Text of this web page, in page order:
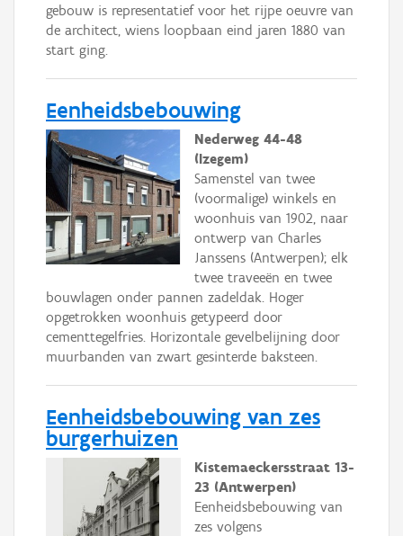
gebouw is representatief voor het rijpe oeuvre van
de architect, wiens loopbaan eind jaren 1880 van
start ging.
Eenheidsbebouwing
Nederweg 44-48
(Izegem)
Samenstel van twee
(voormalige) winkels en
woonhuis van 1902, naar
ontwerp van Charles
Janssens (Antwerpen); elk
twee traveeën en twee
bouwlagen onder pannen zadeldak. Hoger
opgetrokken woonhuis getypeerd door
cementtegelfries. Horizontale gevelbelijning door
muurbanden van zwart gesinterde baksteen.
Eenheidsbebouwing van zes
burgerhuizen
Kistemaeckersstraat 13-
23 (Antwerpen)
Eenheidsbebouwing van
zes volgens